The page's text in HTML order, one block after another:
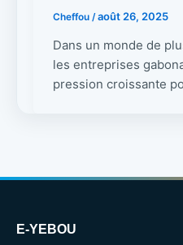
Cheffou /août 26, 2025
Dans un monde de
les entreprises
pression croissante
E-YEBOU